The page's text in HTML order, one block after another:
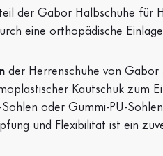
der Gabor Halbschuhe für
eine orthopädische
der Herrenschuhe von
Kautschuk zum
Sohlen oder Gummi-PU-
und Flexibilität ist ein